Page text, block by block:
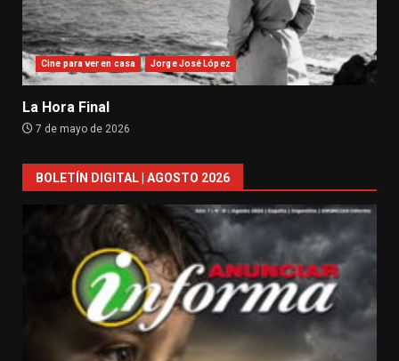
Cine para ver en casa Jorge José López
La Hora Final
7 de mayo de 2026
BOLETÍN DIGITAL | AGOSTO 2026